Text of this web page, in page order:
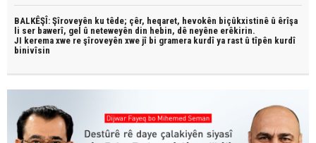
BALKÊŞÎ: Şîroveyên ku têde; çêr, heqaret, hevokên biçûkxistinê û êrîşa
li ser bawerî, gel û neteweyên din hebin, dê neyêne erêkirin.
JI kerema xwe re şîroveyên xwe jî bi gramera kurdî ya rast û tîpên kurdî
binivîsin